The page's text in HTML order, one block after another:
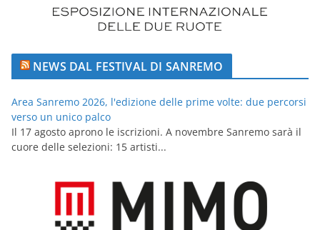
NEWS DAL FESTIVAL DI SANREMO
Area Sanremo 2026, l'edizione delle prime volte: due percorsi
verso un unico palco
Il 17 agosto aprono le iscrizioni. A novembre Sanremo sarà il
cuore delle selezioni: 15 artisti...